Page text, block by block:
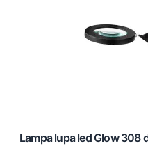
Lampa lupa led Glow 308